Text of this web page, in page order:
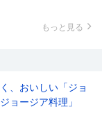
もっと見る
、おいしい「ジョ
ョージア料理」